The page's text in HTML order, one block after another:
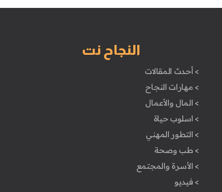
النجاح نت
> أحدث المقالات
> مهارات النجاح
> المال والأعمال
> اسلوب حياة
> التطور المهني
> طب وصحة
> الأسرة والمجتمع
> فيديو